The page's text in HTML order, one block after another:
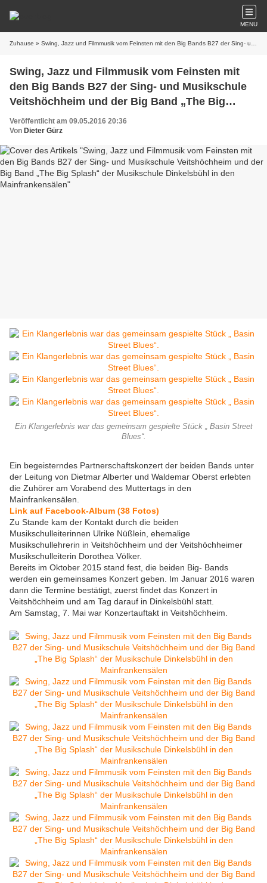
MENU
Zuhause » Swing, Jazz und Filmmusik vom Feinsten mit den Big Bands B27 der Sing- und Musikschule Veitshöchheim und der Big Band „The Big Splash“ der Musikschule Dinkelsbühl in den Mainfrankensälen
Swing, Jazz und Filmmusik vom Feinsten mit
den Big Bands B27 der Sing- und Musikschule
Veitshöchheim und der Big Band „The Big
Splash“ der Musikschule Dinkelsbühl in den
Mainfrankensälen
Veröffentlicht am 09.05.2016 20:36
Von Dieter Gürz
Ein Klangerlebnis war das gemeinsam gespielte Stück „ Basin Street
Blues“.
Ein begeisterndes Partnerschaftskonzert der beiden Bands unter
der Leitung von Dietmar Alberter und Waldemar Oberst erlebten
die Zuhörer am Vorabend des Muttertags in den
Mainfrankensälen.
Link auf Facebook-Album (38 Fotos)
Zu Stande kam der Kontakt durch die beiden
Musikschulleiterinnen Ulrike Nüßlein, ehemalige
Musikschullehrerin in Veitshöchheim und der Veitshöchheimer
Musikschulleiterin Dorothea Völker.
Bereits im Oktober 2015 stand fest, die beiden Big- Bands
werden ein gemeinsames Konzert geben. Im Januar 2016 waren
dann die Termine bestätigt, zuerst findet das Konzert in
Veitshöchheim und am Tag darauf in Dinkelsbühl statt.
Am Samstag, 7. Mai war Konzertauftakt in Veitshöchheim.